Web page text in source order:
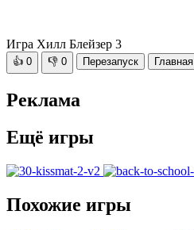
Игра Хилл Блейзер 3
👍 0 👎 0 Перезапуск Главная
Реклама
Ещё игры
Похожие игры